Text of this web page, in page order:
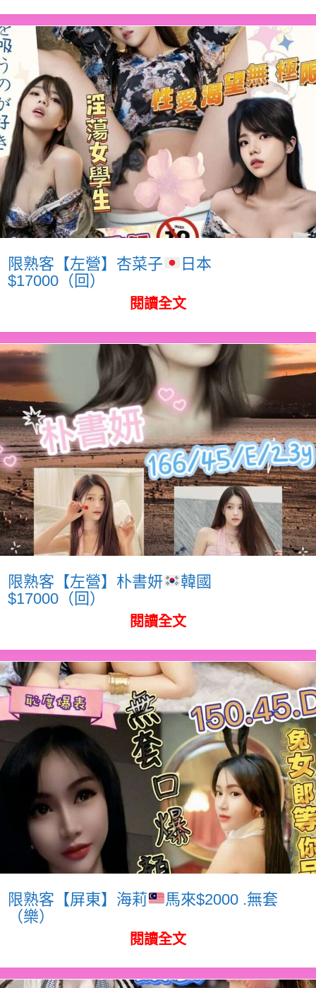
限熟客【左營】杏菜子
日本
$17000（回）
閱讀全文
限熟客【左營】朴書妍
韓國
$17000（回）
閱讀全文
限熟客【屏東】海莉
馬來$2000 .無套
（樂）
閱讀全文